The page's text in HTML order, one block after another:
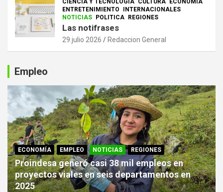
ENTRETENIMIENTO
INTERNACIONALES
NOTICIAS POLITICA REGIONES
Las notifrases
29 julio 2026 Redaccion General
Empleo
ECONOMÍA EMPLEO NOTICIAS REGIONES
Proindesa generó casi 38 mil empleos en
proyectos viales en seis departamentos en
2025